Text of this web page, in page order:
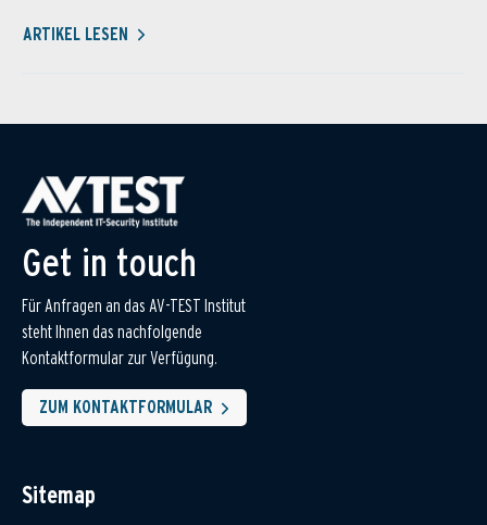
ARTIKEL LESEN
Get in touch
Für Anfragen an das AV-TEST Institut
steht Ihnen das nachfolgende
Kontaktformular zur Verfügung.
ZUM KONTAKTFORMULAR
Sitemap